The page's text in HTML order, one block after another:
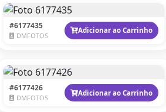
#6177435
DMFOTOS
Adicionar ao Carrinho
#6177426
DMFOTOS
Adicionar ao Carrinho